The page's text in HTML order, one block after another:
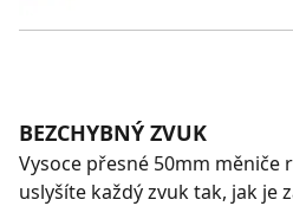
BEZCHYBNÝ ZVUK
Vysoce přesné 50mm
uslyšíte každý zvuk tak, jak je